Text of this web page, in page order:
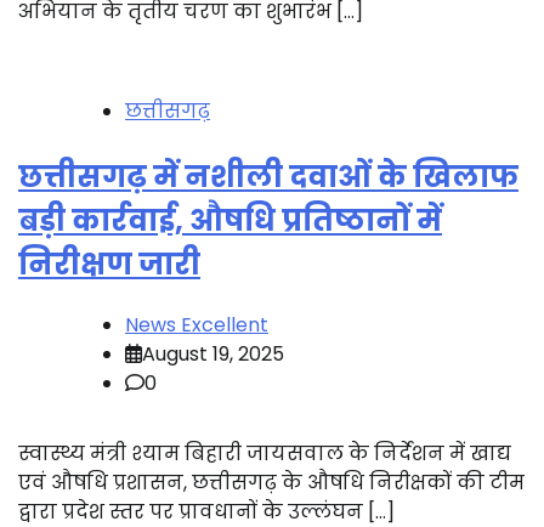
अभियान के तृतीय चरण का शुभारंभ […]
छत्तीसगढ़
छत्तीसगढ़ में नशीली दवाओं के खिलाफ
बड़ी कार्रवाई, औषधि प्रतिष्ठानों में
निरीक्षण जारी
News Excellent
August 19, 2025
0
स्वास्थ्य मंत्री श्याम बिहारी जायसवाल के निर्देशन में खाद्य
एवं औषधि प्रशासन, छत्तीसगढ़ के औषधि निरीक्षकों की टीम
द्वारा प्रदेश स्तर पर प्रावधानों के उल्लंघन […]